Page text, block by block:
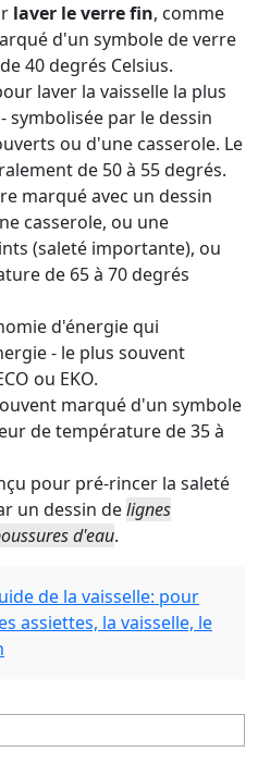
laver le verre fin, comme
d'un symbole de verre
40 degrés Celsius.
laver la vaisselle la plus
par le dessin
ou d'une casserole. Le
de 50 à 55 degrés.
marqué avec un dessin
casserole, ou une
(saleté importante), ou
de 65 à 70 degrés
d'énergie qui
- le plus souvent
ou EKO.
marqué d'un symbole
de température de 35 à
pour pré-rincer la saleté
un dessin delignes
d'eau.
de la vaisselle: pour
assiettes, la vaisselle, le